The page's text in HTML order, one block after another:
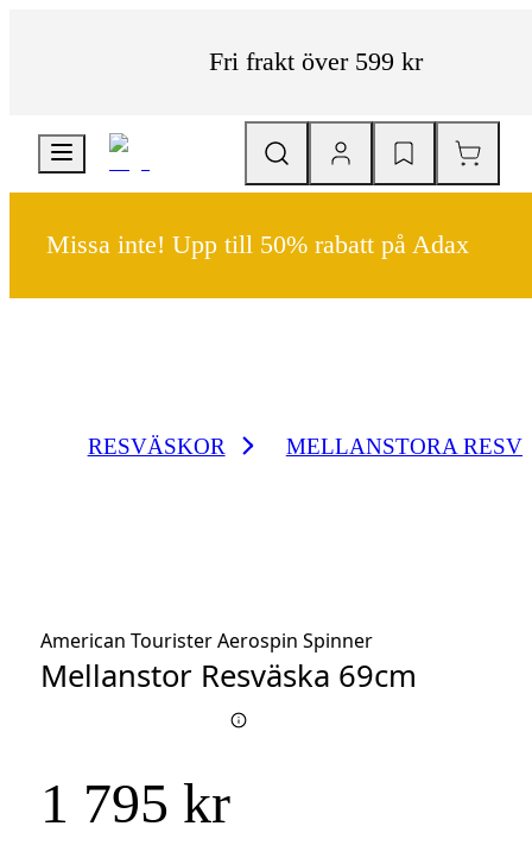
Fri frakt över 599 kr
Missa inte! Upp till 50% rabatt på Adax
RESVÄSKOR MELLANSTORA
American Tourister Aerospin Spinner
Mellanstor Resväska 69cm
1 795 kr